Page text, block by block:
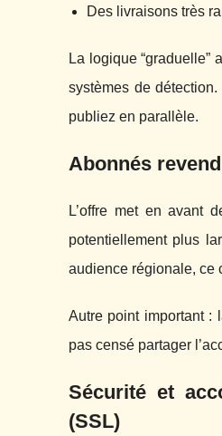
Des livraisons très
La logique “graduelle”
systèmes de
publiez en parallèle.
Abonnés
L’offre met en avant
potentiellement plus
audience régionale, ce
Autre point important :
pas censé partager
Sécurité et
(SSL)